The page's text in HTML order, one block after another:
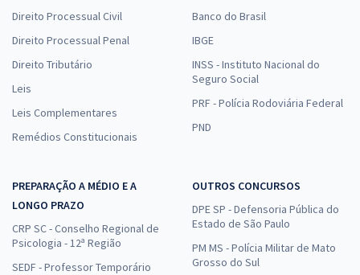
Direito Processual Civil
Direito Processual Penal
Direito Tributário
Leis
Leis Complementares
Remédios Constitucionais
Banco do Brasil
IBGE
INSS - Instituto Nacional do
Seguro Social
PRF - Polícia Rodoviária Federal
PND
PREPARAÇÃO A MÉDIO E A
LONGO PRAZO
CRP SC - Conselho Regional de
Psicologia - 12ª Região
SEDF - Professor Temporário
OUTROS CONCURSOS
DPE SP - Defensoria Pública do
Estado de São Paulo
PM MS - Polícia Militar de Mato
Grosso do Sul